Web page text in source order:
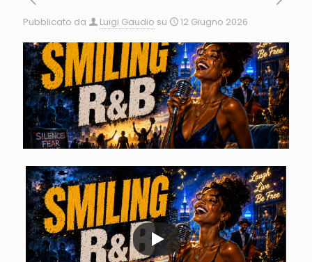
Pubblicato da Luigi Gaudio su 12 Giugno 2026